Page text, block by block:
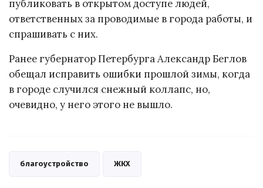
публиковать в открытом доступе людей,
ответственных за проводимые в города работы, и
спрашивать с них.
Ранее губернатор Петербурга Александр Беглов
обещал исправить ошибки прошлой зимы, когда
в городе случился снежный коллапс, но,
очевидно, у него этого не вышло.
благоустройство ЖКХ